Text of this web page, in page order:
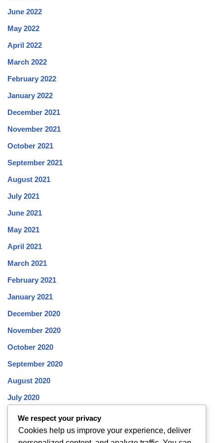
June 2022
May 2022
April 2022
March 2022
February 2022
January 2022
December 2021
November 2021
October 2021
September 2021
August 2021
July 2021
June 2021
May 2021
April 2021
March 2021
February 2021
January 2021
December 2020
November 2020
October 2020
September 2020
August 2020
July 2020
June 2020
May 2020
We respect your privacy
Cookies help us improve your experience, deliver